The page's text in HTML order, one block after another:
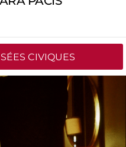
CIVIQUES